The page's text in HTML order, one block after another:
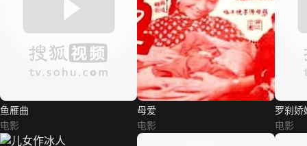
鱼雁曲
电影
母爱
电影
罗刹娇
电影